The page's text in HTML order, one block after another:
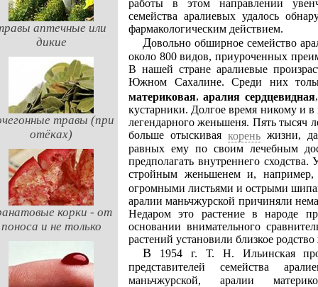
аптечные или
дикие
травы (при
отёках)
корки - от
поноса и не только
работы в этом направлении
семейства аралиевых удалось
фармакологическим действием.
Довольно обширное семейство аралиевых включает 60 родов, в которых насчитывается
около 800 видов, приуроченных
В нашей стране аралиевые
Южном Сахалине. Среди них
материковая,аралия сердцевидная
кустарники. Долгое время никому и
легендарного женьшеня. Пять тысяч
больше отыскиваякорень жизни,
равных ему по своим лечебным
предполагать внутреннего
стройным женьшенем и,
огромными листьями и острыми
аралии маньчжурской причиняли
Недаром это растение в народе
основании внимательного
растений установили близкое
В 1954 г. Т. Н. Ильинская провела сравнительное химическое изучение шести
представителей семейства
маньчжурской, аралии